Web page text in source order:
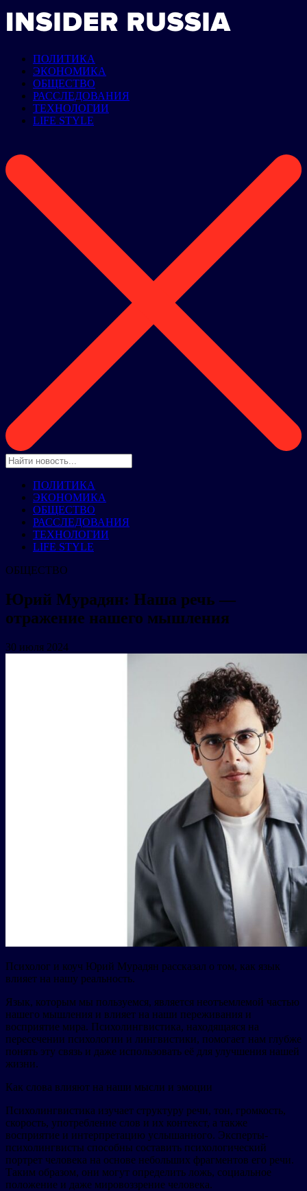
ПОЛИТИКА
ЭКОНОМИКА
ОБЩЕСТВО
РАССЛЕДОВАНИЯ
ТЕХНОЛОГИИ
LIFE STYLE
ПОЛИТИКА
ЭКОНОМИКА
ОБЩЕСТВО
РАССЛЕДОВАНИЯ
ТЕХНОЛОГИИ
LIFE STYLE
ОБЩЕСТВО
Юрий Мурадян: Наша речь —
отражение нашего мышления
30 июля 2024
Психолог и коуч Юрий Мурадян рассказал о том, как язык
влияет на нашу реальность.
Язык, которым мы пользуемся, является неотъемлемой частью
нашего мышления и влияет на наши переживания и
восприятие мира. Психолингвистика, находящаяся на
пересечении психологии и лингвистики, помогает нам глубже
понять эту связь и даже использовать её для улучшения нашей
жизни.
Как слова влияют на наши мысли и эмоции
Психолингвистика изучает структуру речи, тон, громкость,
скорость, употребление слов и их контекст, а также
восприятие и интерпретацию услышанного. Эксперты-
психолингвисты способны составить психологический
портрет человека на основе небольших фрагментов его речи.
Таким образом, они могут определить ложь, социальное
положение и даже мировоззрение человека.